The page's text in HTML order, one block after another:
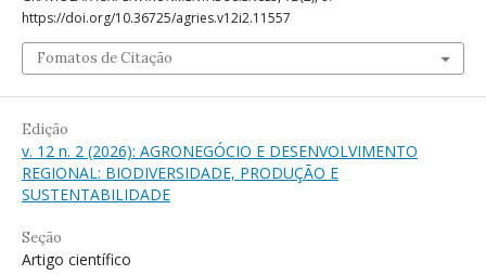
https://doi.org/10.36725/agries.v12i2.11557
Fomatos de Citação
Edição
v. 12 n. 2 (2026): AGRONEGÓCIO E DESENVOLVIMENTO
REGIONAL: BIODIVERSIDADE, PRODUÇÃO E
SUSTENTABILIDADE
Seção
Artigo científico